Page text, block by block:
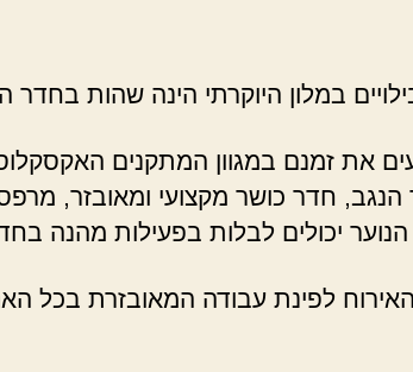
במלון היוקרתי הינה שהות בחדר
את זמנם במגוון המתקנים
חדר כושר מקצועי ומאובזר,
הנוער יכולים לבלות בפעילות
לפינת עבודה המאובזרת בכל